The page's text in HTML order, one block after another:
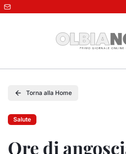
Torna alla Home
Salute
Ore di